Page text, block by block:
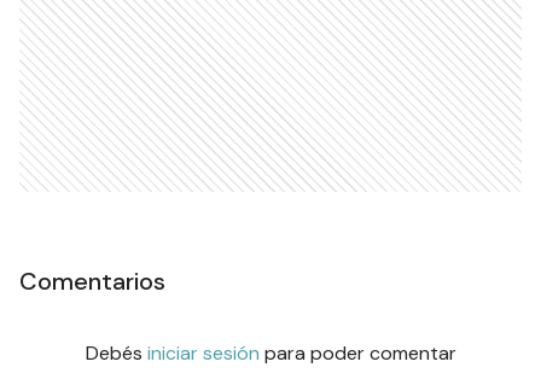
Comentarios
Debés iniciar sesión para poder comentar